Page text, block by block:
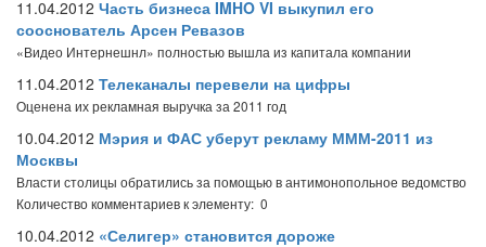
11.04.2012 Часть бизнеса IMHO VI выкупил его
сооснователь Арсен Ревазов
«Видео Интернешнл» полностью вышла из капитала компании
11.04.2012 Телеканалы перевели на цифры
Оценена их рекламная выручка за 2011 год
10.04.2012 Мэрия и ФАС уберут рекламу МММ-2011 из
Москвы
Власти столицы обратились за помощью в антимонопольное ведомство
Количество комментариев к элементу: 0
10.04.2012 «Селигер» становится дороже